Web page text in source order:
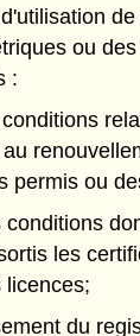
ou
:
permis ou
conditions
les
licences;
du